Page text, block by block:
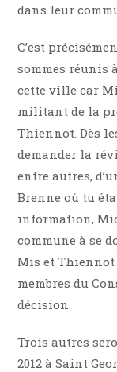
dans leur
C’est
sommes réunis
cette ville car
militant de la
Thiennot. Dès
demander la
entre autres,
Brenne où tu
information,
commune à se
Mis et Thiennot
membres du
décision.
Trois autres
2012 à Saint